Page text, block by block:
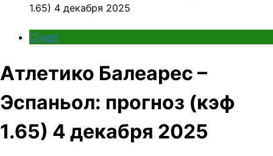
1.65) 4 декабря 2025
Спорт
Атлетико Балеарес –
Эспаньол: прогноз (кэф
1.65) 4 декабря 2025